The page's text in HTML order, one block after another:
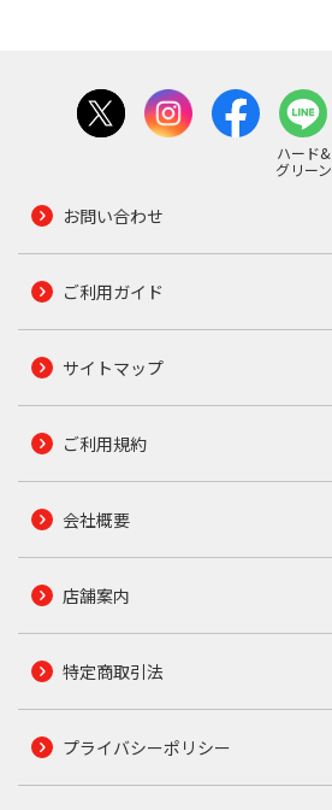
ハード&
グリーン
お問い合わせ
ご利用ガイド
サイトマップ
ご利用規約
会社概要
店舗案内
特定商取引法
プライバシーポリシー